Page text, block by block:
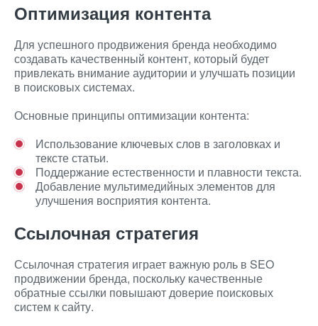
Оптимизация контента
Для успешного продвижения бренда необходимо
создавать качественный контент, который будет
привлекать внимание аудитории и улучшать позиции
в поисковых системах.
Основные принципы оптимизации контента:
Использование ключевых слов в заголовках и
тексте статьи.
Поддержание естественности и плавности текста.
Добавление мультимедийных элементов для
улучшения восприятия контента.
Ссылочная стратегия
Ссылочная стратегия играет важную роль в SEO
продвижении бренда, поскольку качественные
обратные ссылки повышают доверие поисковых
систем к сайту.